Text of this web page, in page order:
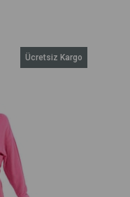
Ücretsiz Kargo